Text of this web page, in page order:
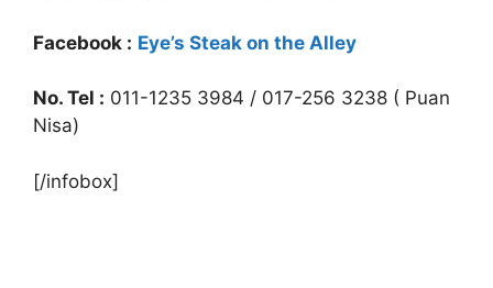
Facebook : Eye’s Steak on the Alley
No. Tel : 011-1235 3984 / 017-256 3238 ( Puan
Nisa)
[/infobox]